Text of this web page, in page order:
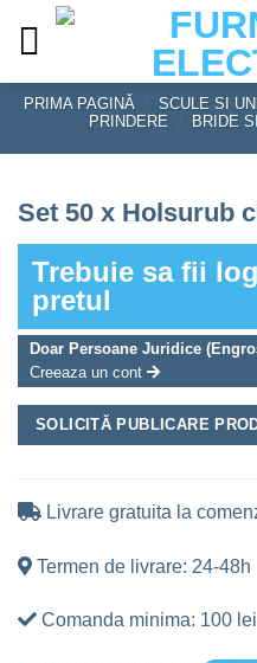
PRIMA PAGINĂ SCULE SI
PRINDERE
BRIDE
Set 50 x Holsurub
Trebuie sa fii
pretul
Doar Persoane Juridice
Creeaza un cont
SOLICITĂ PUBLICARE
Livrare gratuita la
Termen de livrare: 24-48h
Comanda minima: 100 lei